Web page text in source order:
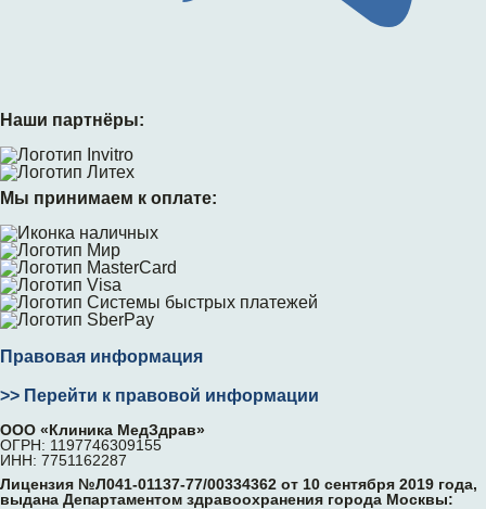
Наши партнёры:
Мы принимаем к оплате:
Правовая информация
>> Перейти к правовой информации
ООО «Клиника МедЗдрав»
ОГРН: 1197746309155
ИНН: 7751162287
Лицензия №Л041-01137-77/00334362 от 10 сентября 2019 года,
выдана Департаментом здравоохранения города Москвы: